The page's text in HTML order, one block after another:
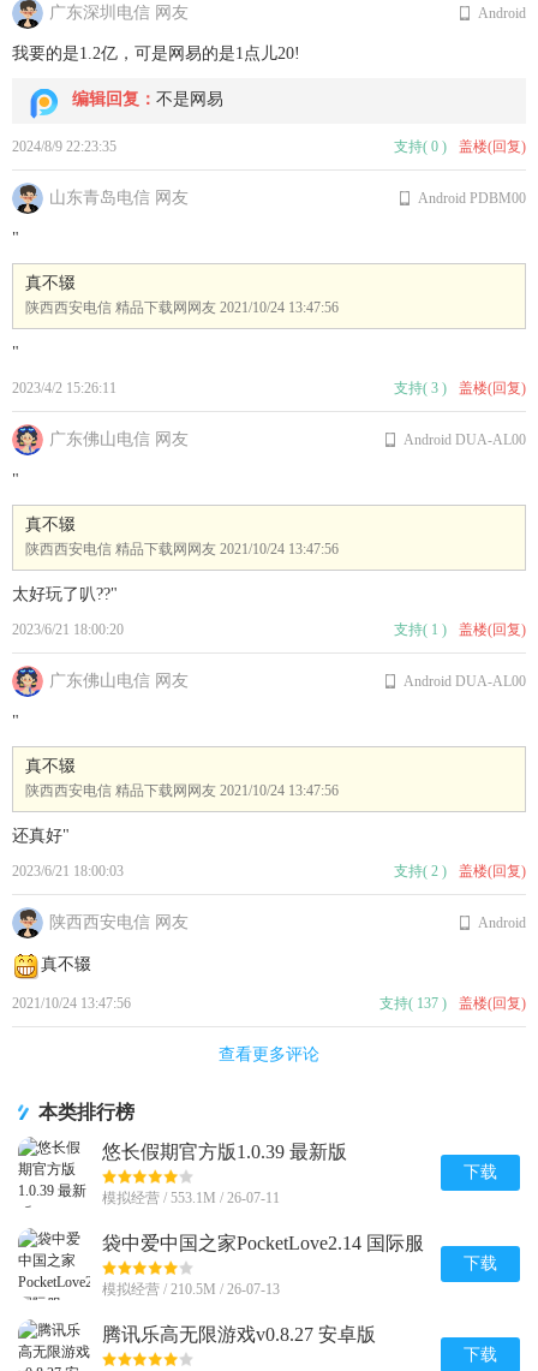
广东深圳电信 网友
2024/8/9 22:23:35
我要的是1.2亿，可是网易的是1点儿20!
Android
支持( 0 ) 盖楼(回复)
编辑回复： 不是网易
山东青岛电信 网友
2023/4/2 15:26:11
"
真不辍
陕西西安电信 精品下载网网友 2021/10/24 13:47:56
"
Android PDBM00
支持( 3 ) 盖楼(回复)
广东佛山电信 网友
2023/6/21 18:00:20
"
真不辍
陕西西安电信 精品下载网网友 2021/10/24 13:47:56
太好玩了叭??"
Android DUA-AL00
支持( 1 ) 盖楼(回复)
广东佛山电信 网友
2023/6/21 18:00:03
"
真不辍
陕西西安电信 精品下载网网友 2021/10/24 13:47:56
还真好"
Android DUA-AL00
支持( 2 ) 盖楼(回复)
陕西西安电信 网友
2021/10/24 13:47:56
真不辍
Android
支持( 137 ) 盖楼(回复)
查看更多评论
本类排行榜
悠长假期官方版1.0.39 最新版
模拟经营 / 553.1M / 26-07-11
下载
袋中爱中国之家PocketLove2.14 国际服
模拟经营 / 210.5M / 26-07-13
下载
腾讯乐高无限游戏v0.8.27 安卓版
下载